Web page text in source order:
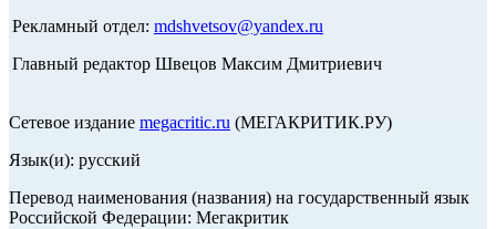
Рекламный отдел: mdshvetsov@yandex.ru
Главный редактор Швецов Максим Дмитриевич
Сетевое издание megacritic.ru (МЕГАКРИТИК.РУ)
Язык(и): русский
Перевод наименования (названия) на государственный язык
Российской Федерации: Мегакритик